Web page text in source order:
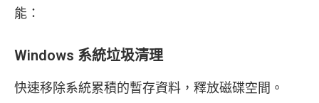
能：
Windows 系統垃圾清理
快速移除系統累積的暫存資料，釋放磁碟空間。